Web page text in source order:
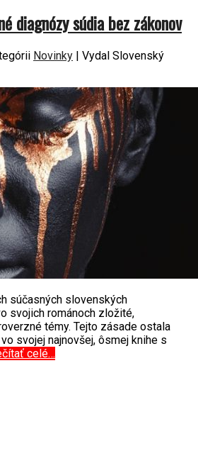
diagnózy súdia bez zákonov
Novinky | Vydal Slovenský
súčasných slo­venských
svojich románoch zložité,
témy. Tejto zásade ostala
svojej najnovšej, ôsmej knihe s
celé…